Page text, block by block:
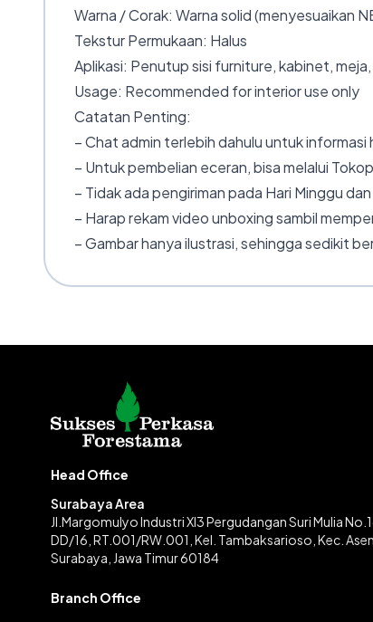
Warna / Corak: Warna solid (menyesuaikan
Tekstur Permukaan: Halus
Aplikasi: Penutup sisi furniture, kabinet,
Usage: Recommended for interior use only
Catatan Penting:
– Chat admin terlebih dahulu untuk
– Untuk pembelian eceran, bisa melalui
– Tidak ada pengiriman pada Hari Minggu
– Harap rekam video unboxing sambil
– Gambar hanya ilustrasi, sehingga sedikit
Head Office
Surabaya Area
Jl.Margomulyo Industri XI3 Pergudangan Suri Mulia
DD/16, RT.001/RW.001, Kel. Tambaksarioso, Kec.
Surabaya, Jawa Timur 60184
Branch Office